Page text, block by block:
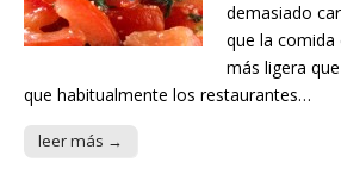
demasiado
que la comida
más ligera
que habitualmente los restaurantes…
leer más →